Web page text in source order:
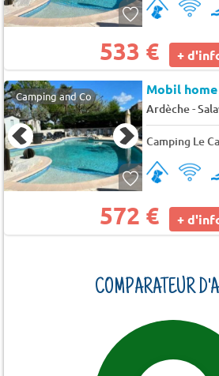
533 € +
Camping and Co Mobil
Ardèche-
Camping Le
572 € +
COMPARATEUR